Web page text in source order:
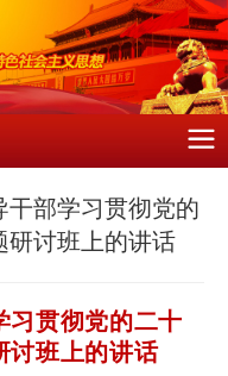
干部学习贯彻党的
研讨班上的讲话
习贯彻党的二十
讨班上的讲话